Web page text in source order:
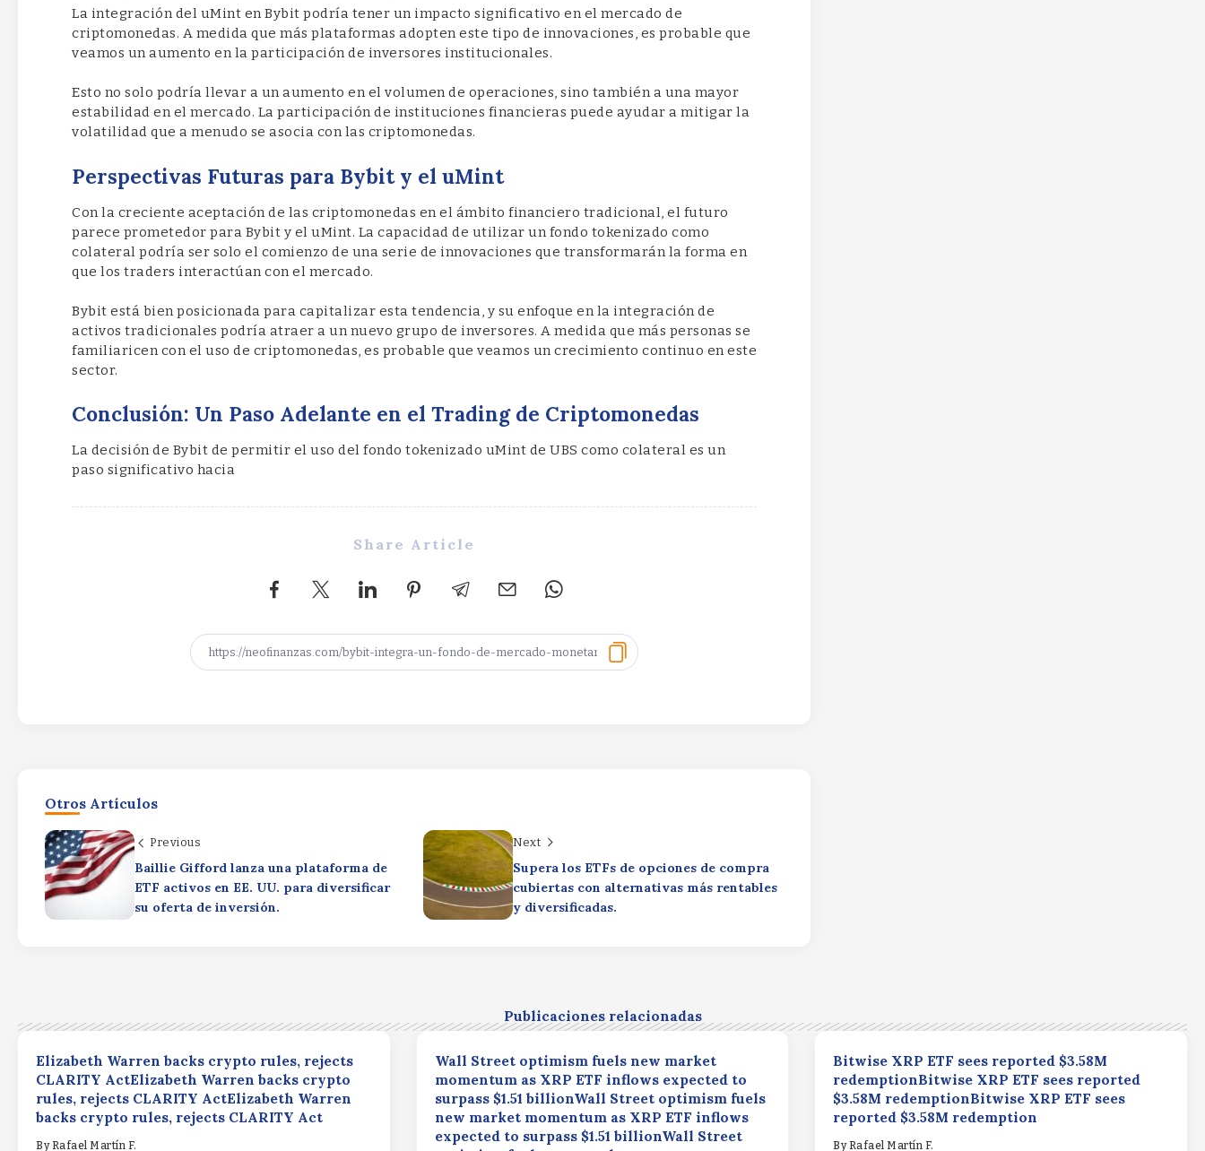
La integración del uMint en Bybit podría tener un impacto significativo en el mercado de
criptomonedas. A medida que más plataformas adopten este tipo de innovaciones, es probable que
veamos un aumento en la participación de inversores institucionales.
Esto no solo podría llevar a un aumento en el volumen de operaciones, sino también a una mayor
estabilidad en el mercado. La participación de instituciones financieras puede ayudar a mitigar la
volatilidad que a menudo se asocia con las criptomonedas.
Perspectivas Futuras para Bybit y el uMint
Con la creciente aceptación de las criptomonedas en el ámbito financiero tradicional, el futuro
parece prometedor para Bybit y el uMint. La capacidad de utilizar un fondo tokenizado como
colateral podría ser solo el comienzo de una serie de innovaciones que transformarán la forma en
que los traders interactúan con el mercado.
Bybit está bien posicionada para capitalizar esta tendencia, y su enfoque en la integración de
activos tradicionales podría atraer a un nuevo grupo de inversores. A medida que más personas se
familiaricen con el uso de criptomonedas, es probable que veamos un crecimiento continuo en este
sector.
Conclusión: Un Paso Adelante en el Trading de Criptomonedas
La decisión de Bybit de permitir el uso del fondo tokenizado uMint de UBS como colateral es un
paso significativo hacia
Share Article
Otros Artículos
Previous
Baillie Gifford lanza una plataforma de
ETF activos en EE. UU. para diversificar
su oferta de inversión.
Next
Supera los ETFs de opciones de compra
cubiertas con alternativas más rentables
y diversificadas.
Publicaciones relacionadas
Elizabeth Warren backs crypto rules, rejects
CLARITY ActElizabeth Warren backs crypto
rules, rejects CLARITY ActElizabeth Warren
backs crypto rules, rejects CLARITY Act
By Rafael Martín F.
Wall Street optimism fuels new market
momentum as XRP ETF inflows expected to
surpass $1.51 billionWall Street optimism fuels
new market momentum as XRP ETF inflows
expected to surpass $1.51 billionWall Street
Bitwise XRP ETF sees reported $3.58M
redemptionBitwise XRP ETF sees reported
$3.58M redemptionBitwise XRP ETF sees
reported $3.58M redemption
ByRafael Martín F.